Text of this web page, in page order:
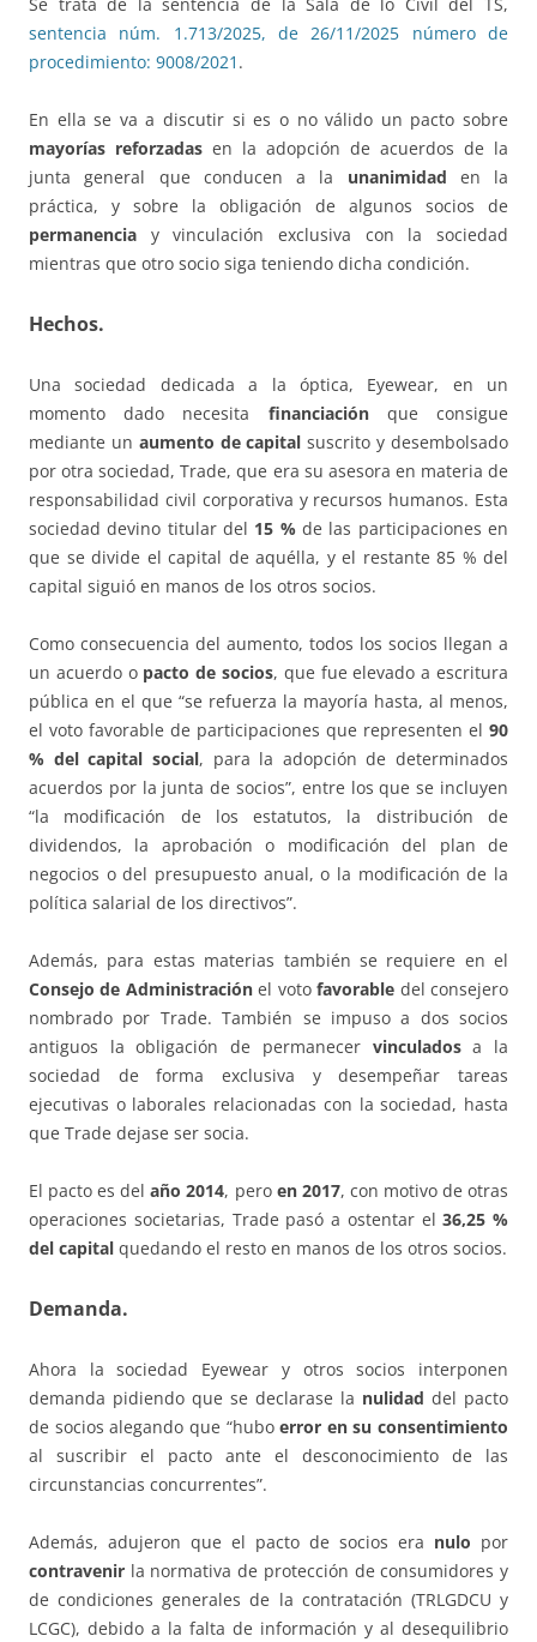
Se trata de la sentencia de la Sala de lo Civil del TS,
sentencia núm. 1.713/2025, de 26/11/2025 número de
procedimiento: 9008/2021 .
En ella se va a discutir si es o no válido un pacto sobre
mayorías reforzadas en la adopción de acuerdos de la
junta general que conducen a la unanimidad en la
práctica, y sobre la obligación de algunos socios de
permanencia y vinculación exclusiva con la sociedad
mientras que otro socio siga teniendo dicha condición.
Hechos.
Una sociedad dedicada a la óptica, Eyewear, en un
momento dado necesita financiaciónque consigue
mediante un aumento de capital suscrito y desembolsado
por otra sociedad, Trade, que era su asesora en materia de
responsabilidad civil corporativa y recursos humanos. Esta
sociedad devino titular del 15 %de las participaciones en
que se divide el capital de aquélla, y el restante 85 % del
capital siguió en manos de los otros socios.
Como consecuencia del aumento, todos los socios llegan a
un acuerdo o pacto de socios, que fue elevado a escritura
pública en el que “se refuerza la mayoría hasta, al menos,
el voto favorable de participaciones que representen el 90
% del capital social, para la adopción de determinados
acuerdos por la junta de socios”, entre los que se incluyen
“la modificación de los estatutos, la distribución de
dividendos, la aprobación o modificación del plan de
negocios o del presupuesto anual, o la modificación de la
política salarial de los directivos”.
Además, para estas materias también se requiere en el
Consejo de Administraciónel votofavorable del consejero
nombrado por Trade. También se impuso a dos socios
antiguos la obligación de permanecer vinculadosa la
sociedad de forma exclusiva y desempeñar tareas
ejecutivas o laborales relacionadas con la sociedad, hasta
que Trade dejase ser socia.
El pacto es delaño 2014, pero en 2017, con motivo de otras
operaciones societarias, Trade pasó a ostentar el36,25 %
del capital quedando el resto en manos de los otros socios.
Demanda.
Ahora la sociedad Eyewear y otros socios interponen
demanda pidiendo que se declarase la nulidad del pacto
de socios alegando que “huboerror en su consentimiento
al suscribir el pacto ante el desconocimiento de las
circunstancias concurrentes”.
Además, adujeron que el pacto de socios era nulo por
contravenir la normativa de protección de consumidores y
de condiciones generales de la contratación (TRLGDCU y
LCGC), debido a la falta de información y al desequilibrio